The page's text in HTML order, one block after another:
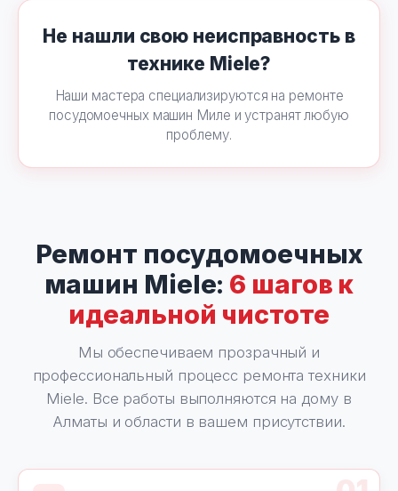
Не нашли свою неисправность в
технике Miele?
Наши мастера специализируются на ремонте
посудомоечных машин Миле и устранят любую
проблему.
Ремонт посудомоечных
машин Miele: 6 шагов к
идеальной чистоте
Мы обеспечиваем прозрачный и
профессиональный процесс ремонта техники
Miele. Все работы выполняются на дому в
Алматы и области в вашем присутствии.